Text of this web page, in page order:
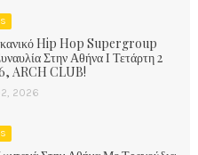
Hip Hop Supergroup
Στην Αθήνα Ι Τετάρτη 2
ARCH CLUB!
2026